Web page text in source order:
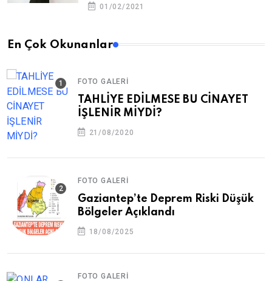
01/02/2021
En Çok Okunanlar
FOTO GALERI
TAHLİYE EDİLMESE BU CİNAYET
İŞLENİR MİYDİ?
21/08/2020
FOTO GALERI
Gaziantep’te Deprem Riski Düşük
Bölgeler Açıklandı
18/08/2025
FOTO GALERI